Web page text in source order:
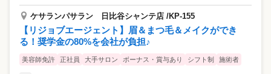
ケサランパサラン 日比谷シャンテ店 /KP-155
【リジョブエージェント】眉＆まつ毛＆メイクができ
る！奨学金の80%を会社が負担♪
美容師免許 正社員 大手サロン ボーナス・賞与あり シフト制 施術者